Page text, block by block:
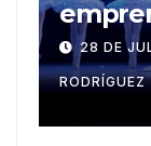
ADRIAN TORRES
COMENTARIOS